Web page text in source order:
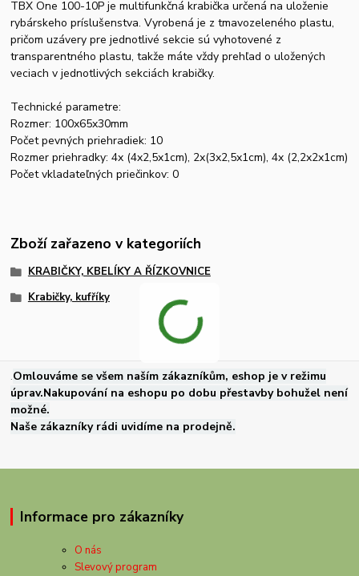
TBX One 100-10P je multifunkčná krabička určená na uloženie
rybárskeho príslušenstva. Vyrobená je z tmavozeleného plastu,
pričom uzávery pre jednotlivé sekcie sú vyhotovené z
transparentného plastu, takže máte vždy prehľad o uložených
veciach v jednotlivých sekciách krabičky.
Technické parametre:
Rozmer: 100x65x30mm
Počet pevných priehradiek: 10
Rozmer priehradky: 4x (4x2,5x1cm), 2x(3x2,5x1cm), 4x (2,2x2x1cm)
Počet vkladateľných priečinkov: 0
Zboží zařazeno v kategoriích
KRABIČKY, KBELÍKY A ŘÍZKOVNICE
Krabičky, kufříky
.Omlouváme se všem naším zákazníkům, eshop je v režimu
úprav.Nakupování na eshopu po dobu přestavby bohužel není
možné.
Naše zákazníky rádi uvidíme na prodejně.
Informace pro zákazníky
O nás
Slevový program